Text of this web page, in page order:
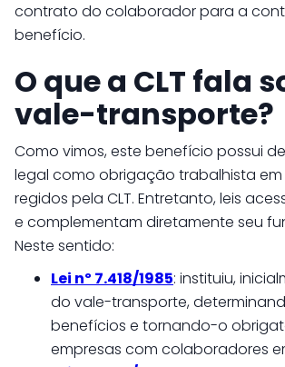
contrato do colaborador para a
benefício.
O que a CLT fala
vale-transporte?
Como vimos, este benefício possui
legal como obrigação trabalhista
regidos pela CLT. Entretanto, leis
e complementam diretamente seu
Neste sentido:
Lei nº 7.418/1985: instituiu,
do vale-transporte,
benefícios e tornando-o
empresas com colaboradores